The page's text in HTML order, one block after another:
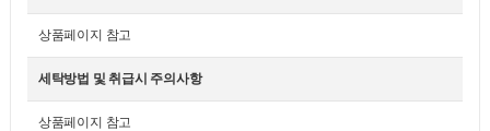
상품페이지 참고
세탁방법 및 취급시 주의사항
상품페이지 참고